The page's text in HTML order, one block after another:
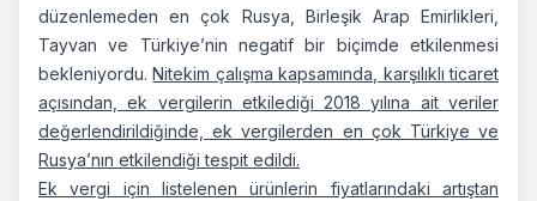
düzenlemeden en çok Rusya, Birleşik Arap Emirlikleri,
Tayvan ve Türkiye’nin negatif bir biçimde etkilenmesi
bekleniyordu.Nitekim çalışma kapsamında, karşılıklı ticaret
açısından, ek vergilerin etkilediği 2018 yılına ait veriler
değerlendirildiğinde, ek vergilerden en çok Türkiye ve
Rusya’nın etkilendiği tespit edildi.
Ek vergi için listelenen ürünlerin fiyatlarındaki artıştan